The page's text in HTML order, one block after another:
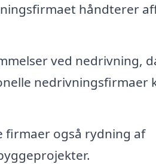
håndterer
ved nedrivning,
nedrivningsfirmaer
firmaer også rydning af